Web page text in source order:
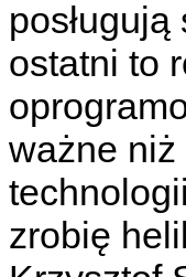
ostatni to
ważne niż
zrobię